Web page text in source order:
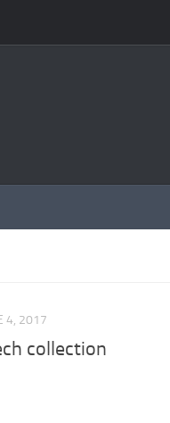
4, 2017
collection